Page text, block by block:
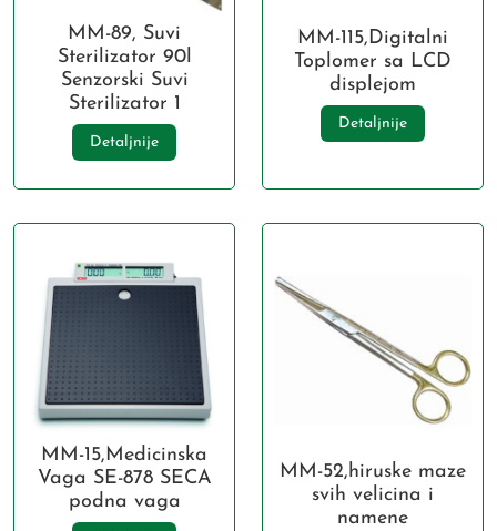
MM-89, Suvi
Sterilizator 90l
Senzorski Suvi
Sterilizator 1
Detaljnije
MM-115,Digitalni
Toplomer sa LCD
displejom
Detaljnije
MM-15,Medicinska
Vaga SE-878 SECA
podna vaga
MM-52,hiruske maze
svih velicina i
namene